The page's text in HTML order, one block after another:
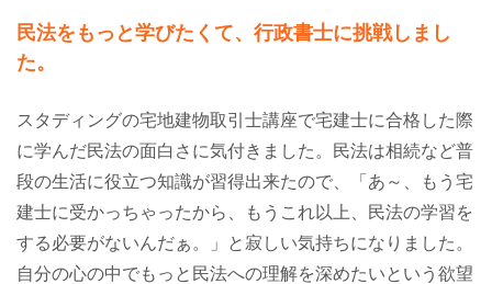
民法をもっと学びたくて、行政書士に挑戦しまし
た。
スタディングの宅地建物取引士講座で宅建士に合格した際
に学んだ民法の面白さに気付きました。民法は相続など普
段の生活に役立つ知識が習得出来たので、「あ～、もう宅
建士に受かっちゃったから、もうこれ以上、民法の学習を
する必要がないんだぁ。」と寂しい気持ちになりました。
自分の心の中でもっと民法への理解を深めたいという欲望